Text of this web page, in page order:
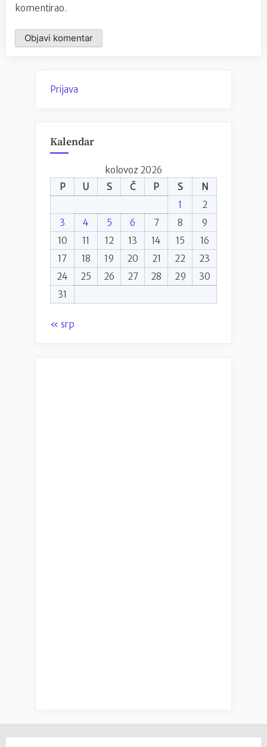
komentirao.
Prijava
Kalendar
kolovoz 2026
P
U S Č P S
N
1
2
3
4 5 6 7 8
9
10
11 12 13 14 15
16
17
18 19 20 21 22
23
24
25 26 27 28 29
30
31
« srp